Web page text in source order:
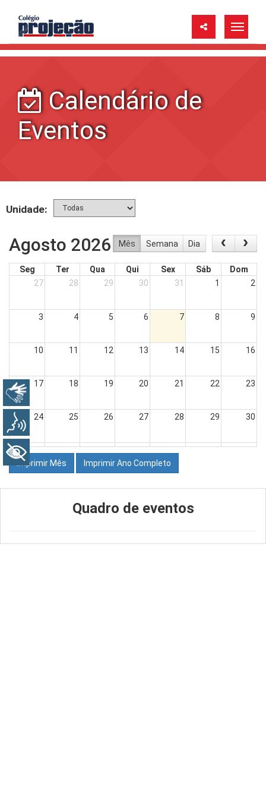
Calendário de
Eventos
Unidade:
Agosto 2026 Mês Semana Dia
Seg Ter Qua Qui Sex Sáb
Dom
27
28 29 30 31 1 2
3 4 5 6 7 8 9
10 11 12 13 14 15 16
17 18 19 20 21 22 23
24 25 26 27 28 29 30
31 1 2 3 4 5 6
Quadro de eventos
Voz
+ Acessibilidade